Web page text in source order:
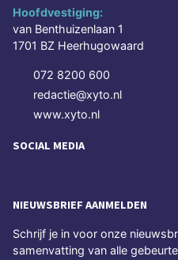
Hoofdvestiging:
van Benthuizenlaan 1
1701 BZ Heerhugowaard
072 8200 600
redactie@xyto.nl
www.xyto.nl
SOCIAL MEDIA
NIEUWSBRIEF AANMELDEN
Schrijf je in voor onze
samenvatting van alle